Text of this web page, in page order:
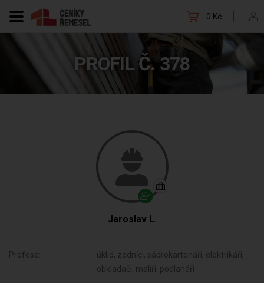
0 Kč
PROFIL Č. 378
Jaroslav L.
Profese:
úklid, zedníci, sádrokartonáři, elektrikáři,
obkladači, malíři, podlaháři